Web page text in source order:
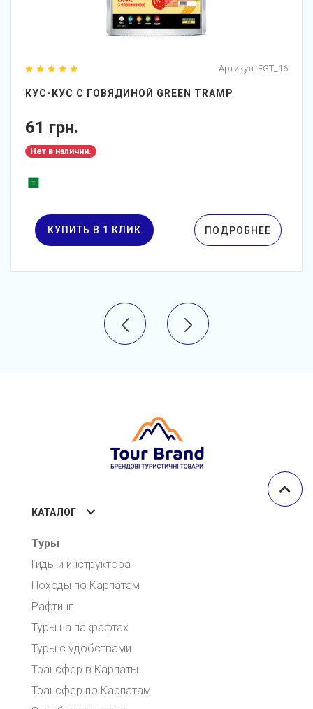
Артикул: FGT_16
КУС-КУС С ГОВЯДИНОЙ GREEN TRAMP
61 грн.
Нет в наличии.
КУПИТЬ В 1 КЛИК ПОДРОБНЕЕ
КАТАЛОГ
Туры
Гиды и инструктора
Походы по Карпатам
Рафтинг
Туры на пакрафтах
Туры с удобствами
Трансфер в Карпаты
Трансфер по Карпатам